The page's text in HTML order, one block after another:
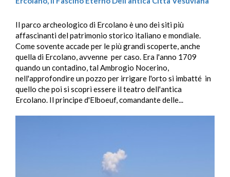
Il parco archeologico di Ercolano è uno dei siti più
affascinanti del patrimonio storico italiano e mondiale.
Come sovente accade per le più grandi scoperte, anche
quella di Ercolano, avvenne per caso. Era l'anno 1709
quando un contadino, tal Ambrogio Nocerino,
nell'approfondire un pozzo per irrigare l'orto si imbatté in
quello che poi si scoprì essere il teatro dell'antica
Ercolano. Il principe d'Elboeuf, comandante delle...